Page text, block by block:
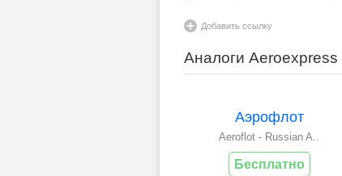
Добавить ссылку
Аналоги Aeroexpress
Аэрофлот
Aeroflot - Russian A..
Бесплатно